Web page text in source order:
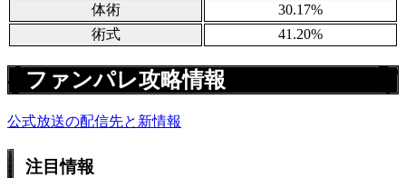
体術
30.17%
術式
41.20%
ファンパレ攻略情報
公式放送の配信先と新情報
注目情報